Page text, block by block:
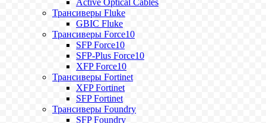
Active Optical Cables
Трансиверы Fluke
GBIC Fluke
Трансиверы Force10
SFP Force10
SFP-Plus Force10
XFP Force10
Трансиверы Fortinet
XFP Fortinet
SFP Fortinet
Трансиверы Foundry
SFP Foundry